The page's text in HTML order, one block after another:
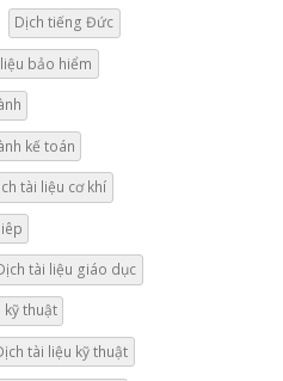
Dịch tiếng Đức
bảo hiểm
kế toán
tài liệu cơ khí
tài liệu giáo dục
kỹ thuật
tài liệu kỹ thuật